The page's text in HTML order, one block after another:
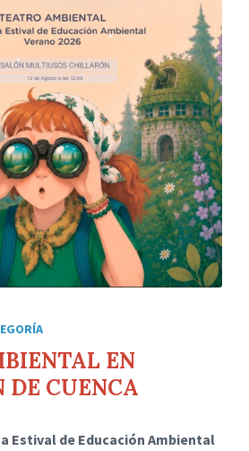
EN
DE CUENCA
Estival de Educación Ambiental